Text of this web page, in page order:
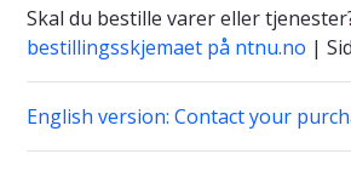
Skal du bestille varer eller
bestillingsskjemaet på ntnu.no |
English version: Contact your